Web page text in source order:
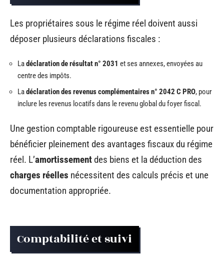
Les propriétaires sous le régime réel doivent aussi
déposer plusieurs déclarations fiscales :
Ladéclaration de résultat n° 2031 et ses annexes, envoyées au
centre des impôts.
Ladéclaration des revenus complémentaires n° 2042 C PRO, pour
inclure les revenus locatifs dans le revenu global du foyer fiscal.
Une gestion comptable rigoureuse est essentielle pour
bénéficier pleinement des avantages fiscaux du régime
réel. L’amortissementdes biens et la déduction des
charges réelles nécessitent des calculs précis et une
documentation appropriée.
Comptabilité et suivi